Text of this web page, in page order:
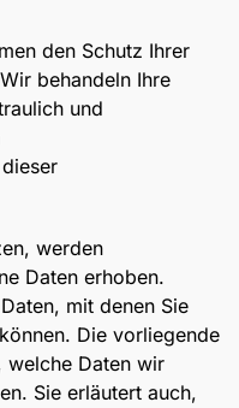
den Schutz Ihrer
behandeln Ihre
und
werden
Daten erhoben.
mit denen Sie
Die vorliegende
welche Daten wir
Sie erläutert auch,